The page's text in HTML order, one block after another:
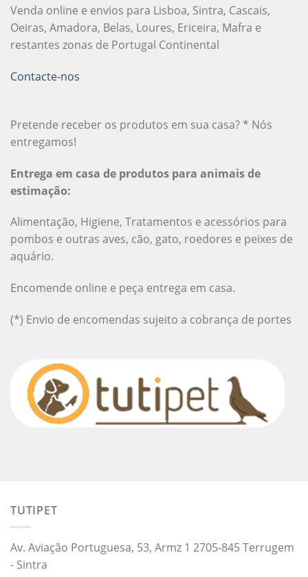
Venda online e envios para Lisboa, Sintra, Cascais,
Oeiras, Amadora, Belas, Loures, Ericeira, Mafra e
restantes zonas de Portugal Continental
Contacte-nos
Pretende receber os produtos em sua casa? * Nós
entregamos!
Entrega em casa de produtos para animais de
estimação:
Alimentação, Higiene, Tratamentos e acessórios para
pombos e outras aves, cão, gato, roedores e peixes de
aquário.
Encomende online e peça entrega em casa.
(*) Envio de encomendas sujeito a cobrança de portes
TUTIPET
Av. Aviação Portuguesa, 53, Armz 1 2705-845 Terrugem
- Sintra